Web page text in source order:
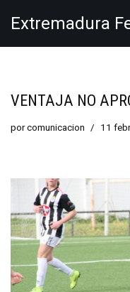
Extremadura
VENTAJA NO
porcomunicacion 11